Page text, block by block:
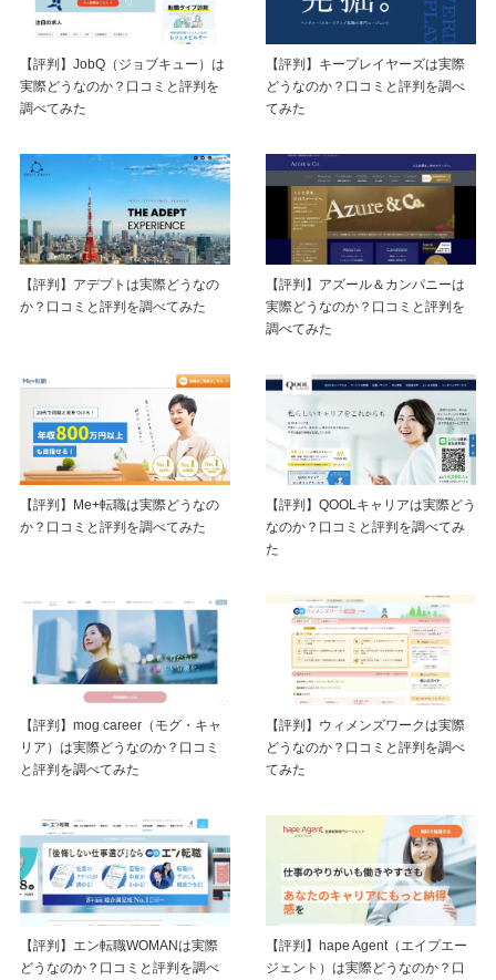
【評判】JobQ（ジョブキュー）は
実際どうなのか？口コミと評判を
調べてみた
【評判】キープレイヤーズは実際
どうなのか？口コミと評判を調べ
てみた
【評判】アデプトは実際どうなの
か？口コミと評判を調べてみた
【評判】アズール＆カンパニーは
実際どうなのか？口コミと評判を
調べてみた
【評判】Me+転職は実際どうなの
か？口コミと評判を調べてみた
【評判】QOOLキャリアは実際どう
なのか？口コミと評判を調べてみ
た
【評判】mog career（モグ・キャ
リア）は実際どうなのか？口コミ
と評判を調べてみた
【評判】ウィメンズワークは実際
どうなのか？口コミと評判を調べ
てみた
【評判】エン転職WOMANは実際
どうなのか？口コミと評判を調べ
【評判】hape Agent（エイプエー
ジェント）は実際どうなのか？口